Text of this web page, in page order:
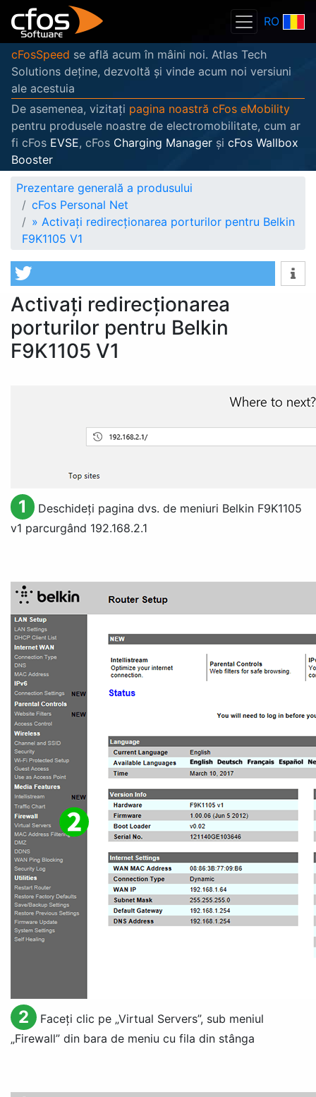
RO
cFosSpeed se află acum în mâini noi. Atlas Tech
Solutions deține, dezvoltă și vinde acum noi versiuni
ale acestuia
De asemenea, vizitați pagina noastră cFos eMobility
pentru produsele noastre de electromobilitate, cum ar
fi cFos EVSE, cFos Charging Manager și cFos Wallbox
Booster
Prezentare generală a produsului
cFos Personal Net
» Activați redirecționarea porturilor pentru Belkin
F9K1105 V1
Activați redirecționarea
porturilor pentru Belkin
F9K1105 V1
1
Deschideți pagina dvs. de meniuri Belkin F9K1105
v1 parcurgând 192.168.2.1
2 Faceți clic pe „Virtual Servers”, sub meniul
„Firewall” din bara de meniu cu fila din stânga